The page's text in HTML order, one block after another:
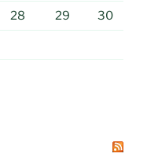
28 29 30